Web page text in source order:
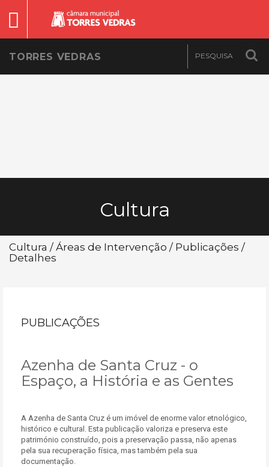
TORRES VEDRAS
Cultura
Cultura / Áreas de Intervenção / Publicações /
Detalhes
PUBLICAÇÕES
Azenha de Santa Cruz - o
Espaço, a História e as Gentes
A Azenha de Santa Cruz é um imóvel de enorme valor etnológico,
histórico e cultural. Esta publicação valoriza e preserva este
património construído, pois a preservação passa, não apenas
pela sua recuperação física, mas também pela sua
documentação.